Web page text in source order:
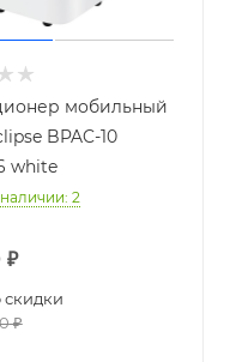
мобильный
BPAC-10
white
: 2
₽
₽